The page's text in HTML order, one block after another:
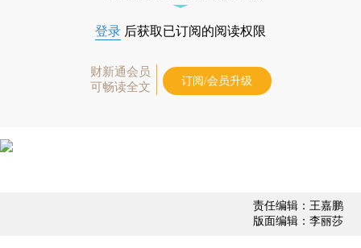
登录 后获取已订阅的阅读权限
财新通会员
可畅读全文
订阅/会员升级
责任编辑：王嘉鹏
版面编辑：李丽莎